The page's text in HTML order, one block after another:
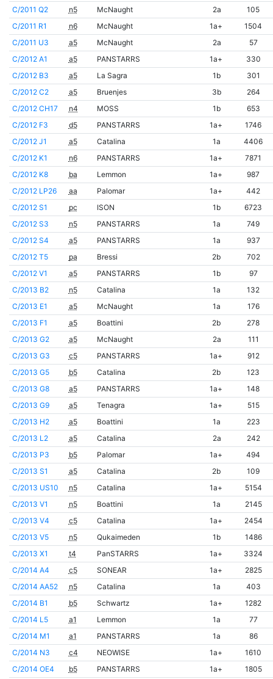
C/2011 Q2
n5 McNaught 2a
105
C/2011 R1
n6 McNaught 1a+
1504
C/2011 U3
a5 McNaught 2a
57
C/2012 A1
a5 PANSTARRS 1a+
330
C/2012 B3
a5 La Sagra 1b
301
C/2012 C2
a5 Bruenjes 3b
264
C/2012 CH17
n4 MOSS 1b
653
C/2012 F3
d5 PANSTARRS 1a+
1746
C/2012 J1
a5 Catalina 1a
4406
C/2012 K1
n6 PANSTARRS 1a+
7871
C/2012 K8
ba Lemmon 1a+
987
C/2012 LP26
aa Palomar 1a+
442
C/2012 S1
pc ISON 1b
6723
C/2012 S3
n5 PANSTARRS 1a
749
C/2012 S4
a5 PANSTARRS 1a
937
C/2012 T5
pa Bressi 2b
702
C/2012 V1
a5 PANSTARRS 1b
97
C/2013 B2
n5 Catalina 1a
132
C/2013 E1
a5 McNaught 1a
176
C/2013 F1
a5 Boattini 2b
278
C/2013 G2
a5 McNaught 2a
111
C/2013 G3
c5 PANSTARRS 1a+
912
C/2013 G5
b5 Catalina 2b
123
C/2013 G8
a5 PANSTARRS 1a+
148
C/2013 G9
a5 Tenagra 1a+
515
C/2013 H2
a5 Boattini 1a
223
C/2013 L2
a5 Catalina 2a
242
C/2013 P3
b5 Palomar 1a+
494
C/2013 S1
a5 Catalina 2b
109
C/2013 US10
n5 Catalina 1a+
5154
C/2013 V1
n5 Boattini 1a
2145
C/2013 V4
c5 Catalina 1a+
2454
C/2013 V5
n5 Qukaimeden 1b
1486
C/2013 X1
t4 PanSTARRS 1a+
3324
C/2014 A4
c5 SONEAR 1a+
2825
C/2014 AA52
n5 Catalina 1a
403
C/2014 B1
b5 Schwartz 1a+
1282
C/2014 L5
a1 Lemmon 1a
77
C/2014 M1
a1 PANSTARRS 1a
86
C/2014 N3
c4 NEOWISE 1a+
1610
C/2014 OE4
b5 PANSTARRS 1a+ 1805